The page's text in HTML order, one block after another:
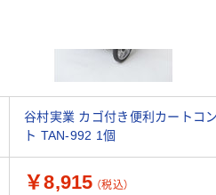
谷村実業 カゴ付き便利カートコ
ト TAN-992 1個
￥8,915 （税込）